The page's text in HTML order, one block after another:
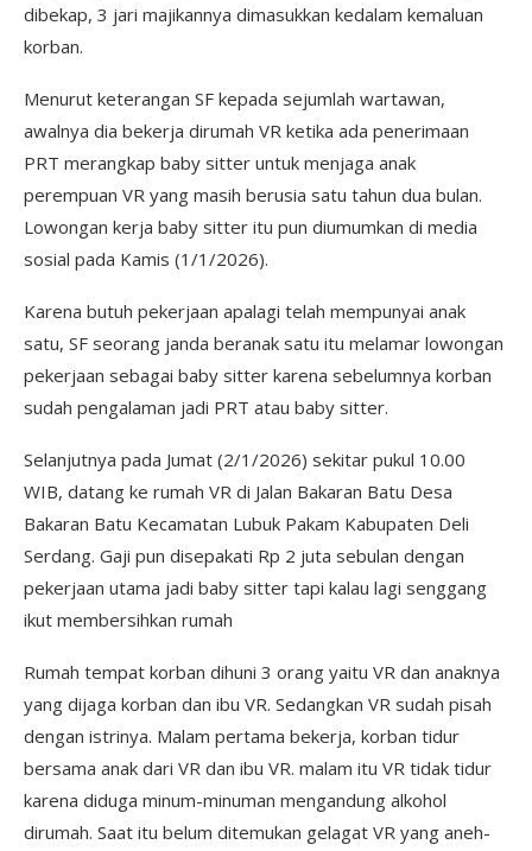
dibekap, 3 jari majikannya dimasukkan kedalam kemaluan
korban.
Menurut keterangan SF kepada sejumlah wartawan,
awalnya dia bekerja dirumah VR ketika ada penerimaan
PRT merangkap baby sitter untuk menjaga anak
perempuan VR yang masih berusia satu tahun dua bulan.
Lowongan kerja baby sitter itu pun diumumkan di media
sosial pada Kamis (1/1/2026).
Karena butuh pekerjaan apalagi telah mempunyai anak
satu, SF seorang janda beranak satu itu melamar lowongan
pekerjaan sebagai baby sitter karena sebelumnya korban
sudah pengalaman jadi PRT atau baby sitter.
Selanjutnya pada Jumat (2/1/2026) sekitar pukul 10.00
WIB, datang ke rumah VR di Jalan Bakaran Batu Desa
Bakaran Batu Kecamatan Lubuk Pakam Kabupaten Deli
Serdang. Gaji pun disepakati Rp 2 juta sebulan dengan
pekerjaan utama jadi baby sitter tapi kalau lagi senggang
ikut membersihkan rumah
Rumah tempat korban dihuni 3 orang yaitu VR dan anaknya
yang dijaga korban dan ibu VR. Sedangkan VR sudah pisah
dengan istrinya. Malam pertama bekerja, korban tidur
bersama anak dari VR dan ibu VR. malam itu VR tidak tidur
karena diduga minum-minuman mengandung alkohol
dirumah. Saat itu belum ditemukan gelagat VR yang aneh-